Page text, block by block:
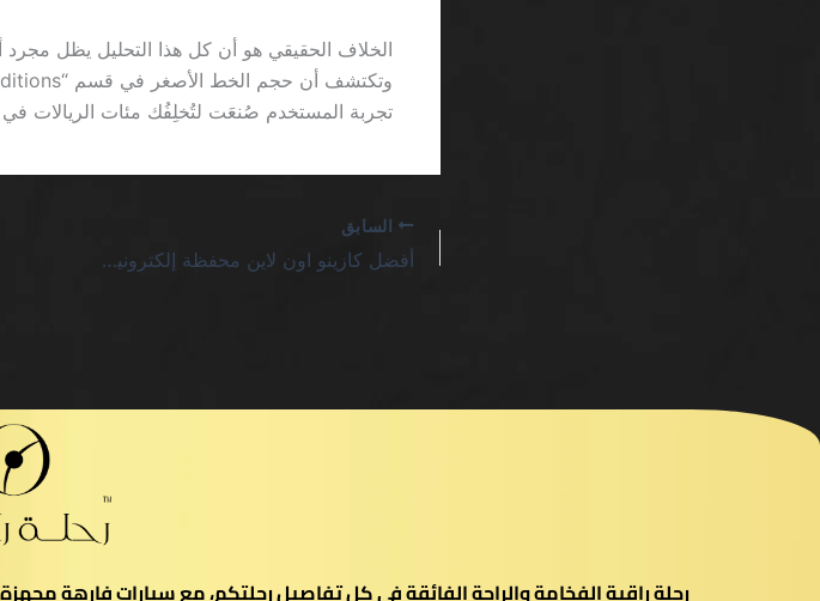
الخلاف الحقيقي هو أن كل هذا التحليل يظل مجرد
تجربة المستخدم صُنعَت لتُخلِفُك مئات الريالات في
السابق
أفضل كازينو اون لاين محفظة إلكترونية SA: صراحةً لا شيء يبرره الفخامة الوهمية
رحلة راقية الفخامة والراحة الفائقة في كل تفاصيل رحلتكم، مع سيارات فارهة